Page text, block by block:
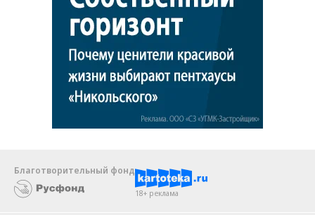
Благотворительный фонд
18+ реклама